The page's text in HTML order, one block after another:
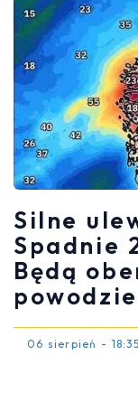
Silne
Spadnie
Będą
06 sierpień - 18:35